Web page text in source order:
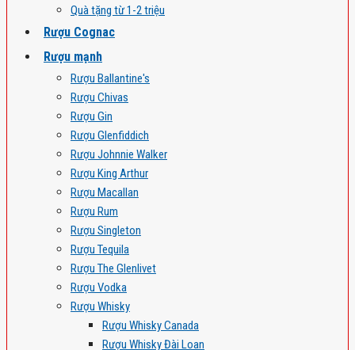
Quà tặng từ 1-2 triệu
Rượu Cognac
Rượu mạnh
Rượu Ballantine's
Rượu Chivas
Rượu Gin
Rượu Glenfiddich
Rượu Johnnie Walker
Rượu King Arthur
Rượu Macallan
Rượu Rum
Rượu Singleton
Rượu Tequila
Rượu The Glenlivet
Rượu Vodka
Rượu Whisky
Rượu Whisky Canada
Rượu Whisky Đài Loan